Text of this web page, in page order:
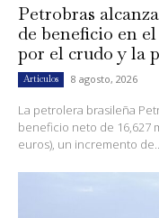
Petrobras
de beneficio en
por el crudo y la
Artículos 8 agosto, 2026
La petrolera brasileña
beneficio neto de 16,627
euros), un incremento